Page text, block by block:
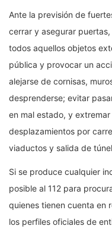
Ante la previsión de
cerrar y asegurar
todos aquellos objetos
pública y provocar un
alejarse de cornisas,
desprenderse; evitar
en mal estado, y
desplazamientos por
viaductos y salida de
Si se produce cualquier
posible al 112 para
quienes tienen cuenta en
los perfiles oficiales de